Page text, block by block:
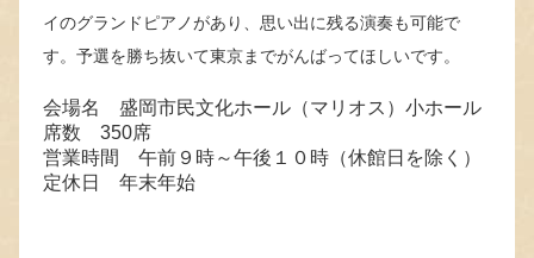
イのグランドピアノがあり、思い出に残る演奏も可能で
す。予選を勝ち抜いて東京までがんばってほしいです。
会場名 盛岡市民文化ホール（マリオス）小ホール
席数 350席
営業時間 午前９時～午後１０時（休館日を除く）
定休日 年末年始